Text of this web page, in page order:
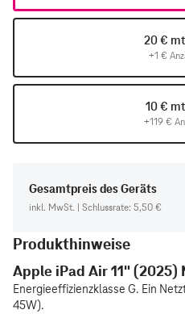
20 €
+1 €
10 €
+119 €
Gesamtpreis des Geräts
inkl. MwSt. | Schlussrate: 5,50 €
Produkthinweise
Apple iPad Air 11" (2025)
Energieeffizienzklasse G. Ein
45W).